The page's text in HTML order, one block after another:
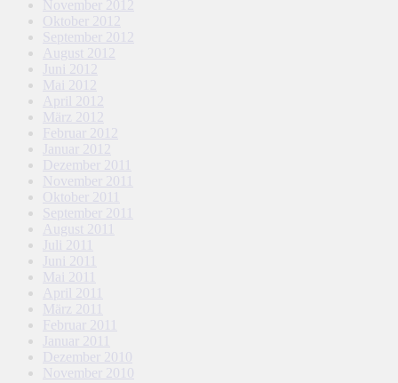
November 2012
Oktober 2012
September 2012
August 2012
Juni 2012
Mai 2012
April 2012
März 2012
Februar 2012
Januar 2012
Dezember 2011
November 2011
Oktober 2011
September 2011
August 2011
Juli 2011
Juni 2011
Mai 2011
April 2011
März 2011
Februar 2011
Januar 2011
Dezember 2010
November 2010